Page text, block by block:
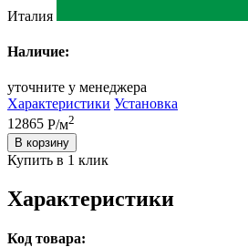
Италия
Наличие:
уточните у менеджера
Характеристики Установка
12865 Р/м2
В корзину
Купить в 1 клик
Характеристики
Код товара: